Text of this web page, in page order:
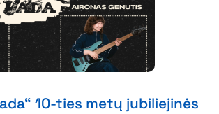
10-ties metų jubiliejinės